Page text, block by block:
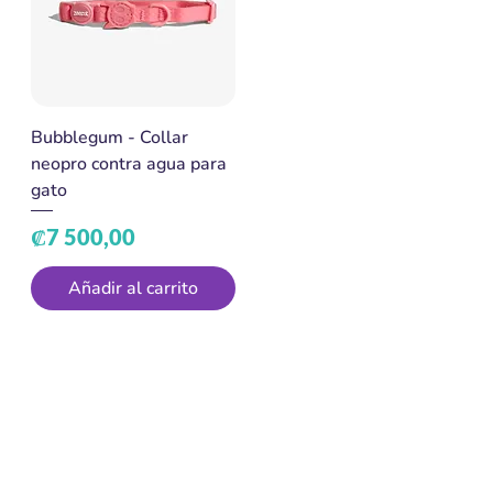
Bubblegum - Collar
neopro contra agua para
gato
Precio
₡7 500,00
Añadir al carrito